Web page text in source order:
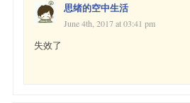
思绪的空中生活
June 4th, 2017 at 03:41 pm
失效了